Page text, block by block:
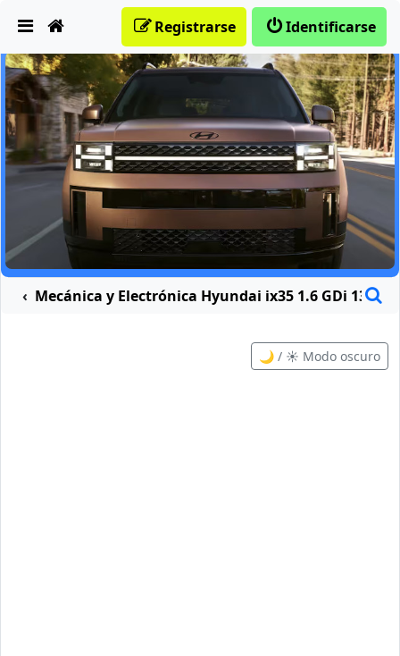
Identificarse
Registrarse
Mecánica y Electrónica Hyundai ix35 1.6 GDi 135cv
🌙 / ☀️ Modo oscuro